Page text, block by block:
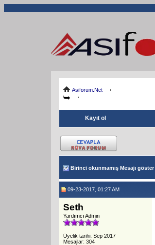
Asiforum.Net
Kayıt ol
Birinci okunmamış Mesajı göster
09-23-2017, 01:27 AM
Seth
Yardımcı Admin
Üyelik tarihi: Sep 2017
Mesajlar: 304